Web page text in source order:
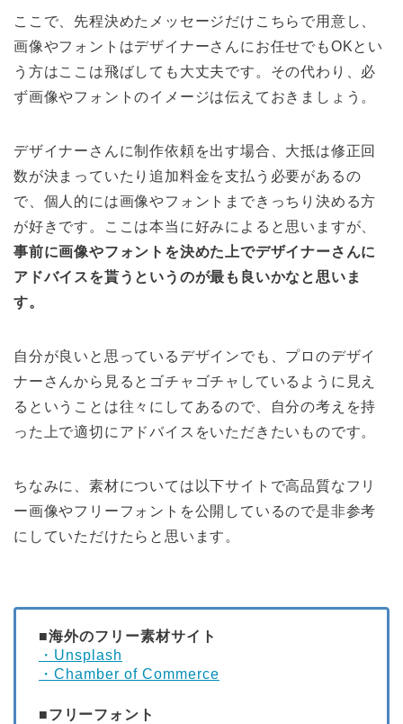
ここで、先程決めたメッセージだけこちらで用意し、
画像やフォントはデザイナーさんにお任せでもOKとい
う方はここは飛ばしても大丈夫です。 その代わり、必
ず画像やフォントのイメージは伝えておきましょう。
デザイナーさんに制作依頼を出す場合、大抵は修正回
数が決まっていたり追加料金を支払う必要があるの
で、個人的には画像やフォントまできっちり決める方
が好きです。ここは本当に好みによると思いますが、
事前に画像やフォントを決めた上でデザイナーさんに
アドバイスを貰うというのが最も良いかなと思いま
す。
自分が良いと思っているデザインでも、プロのデザイ
ナーさんから見るとゴチャゴチャしているように見え
るということは往々にしてあるので、自分の考えを持
った上で適切にアドバイスをいただきたいものです。
ちなみに、素材については以下サイトで高品質なフリ
ー画像やフリーフォントを公開しているので是非参考
にしていただけたらと思います。
■海外のフリー素材サイト
・Unsplash
・Chamber of Commerce
■フリーフォント